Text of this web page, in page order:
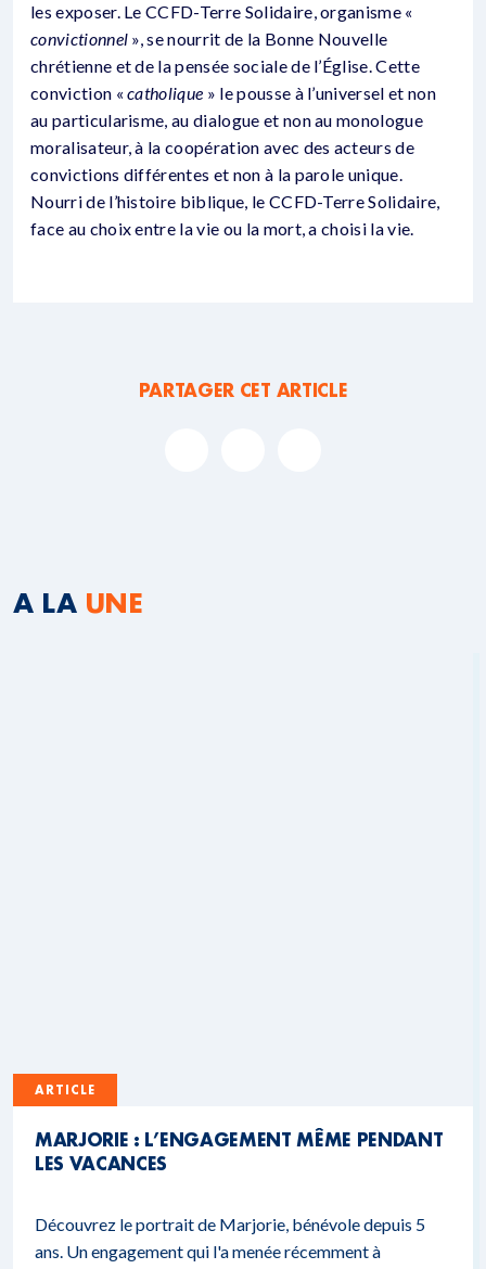
les exposer. Le CCFD-Terre Solidaire, organisme «
convictionnel », se nourrit de la Bonne Nouvelle
chrétienne et de la pensée sociale de l’Église. Cette
conviction «catholique » le pousse à l’universel et non
au particularisme, au dialogue et non au monologue
moralisateur, à la coopération avec des acteurs de
convictions différentes et non à la parole unique.
Nourri de l’histoire biblique, le CCFD-Terre Solidaire,
face au choix entre la vie ou la mort, a choisi la vie.
PARTAGER CET ARTICLE
A LA UNE
ARTICLE
MARJORIE : L’ENGAGEMENT MÊME PENDANT
LES VACANCES
Découvrez le portrait de Marjorie, bénévole depuis 5
ans. Un engagement qui l'a menée récemment à